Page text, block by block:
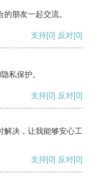
朋友一起交流。
支持[0] 反对[0]
私保护。
支持[0] 反对[0]
解决，让我能够安心工
支持[0] 反对[0]